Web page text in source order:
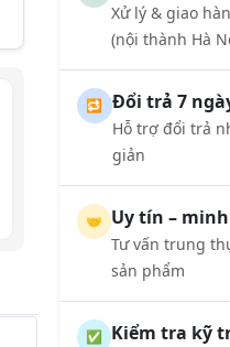
Xử lý & giao
(nội thành Hà
🔁 Đổi trả 7
Hỗ trợ đổi trả
giản
🤝 Uy tín –
Tư vấn trung
sản phẩm
✅ Kiểm tra kỹ